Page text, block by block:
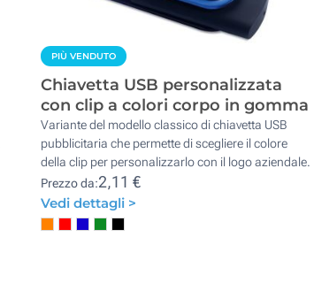
PIÙ VENDUTO
Chiavetta USB personalizzata
con clip a colori corpo in gomma
Variante del modello classico di chiavetta USB
pubblicitaria che permette di scegliere il colore
della clip per personalizzarlo con il logo aziendale.
Prezzo da:2,11 €
Vedi dettagli >